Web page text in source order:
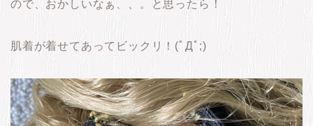
ので、おかしいなぁ、、。と思ったら！
肌着が着せてあってビックリ！(ﾟДﾟ;)